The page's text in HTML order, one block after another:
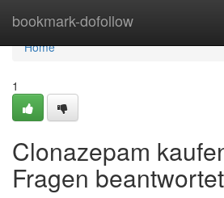
bookmark-dofollow
Home
Home
1
Clonazepam
Fragen beantwortet